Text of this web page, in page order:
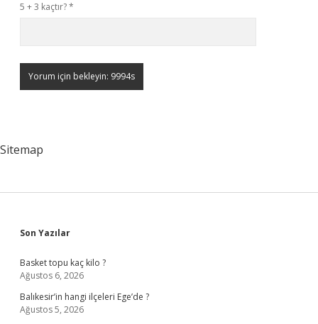
5 + 3 kaçtır?*
Sitemap
Sidebar
Son Yazılar
Basket topu kaç kilo ?
Ağustos 6, 2026
Balıkesir’in hangi ilçeleri Ege’de ?
Ağustos 5, 2026